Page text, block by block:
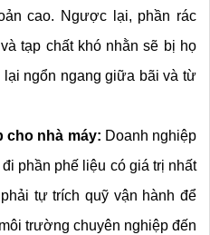
cao. Ngược lại, phần rác
tạp chất khó nhằn sẽ bị họ
lại ngổn ngang giữa bãi và từ
cho nhà máy: Doanh nghiệp
phần phế liệu có giá trị nhất
tự trích quỹ vận hành để
trường chuyên nghiệp đến